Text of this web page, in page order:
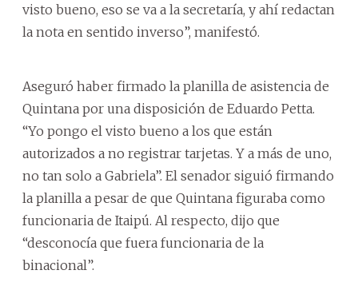
visto bueno, eso se va a la secretaría, y ahí redactan
la nota en sentido inverso”, manifestó.
Aseguró haber firmado la planilla de asistencia de
Quintana por una disposición de Eduardo Petta.
“Yo pongo el visto bueno a los que están
autorizados a no registrar tarjetas. Y a más de uno,
no tan solo a Gabriela”. El senador siguió firmando
la planilla a pesar de que Quintana figuraba como
funcionaria de Itaipú. Al respecto, dijo que
“desconocía que fuera funcionaria de la
binacional”.